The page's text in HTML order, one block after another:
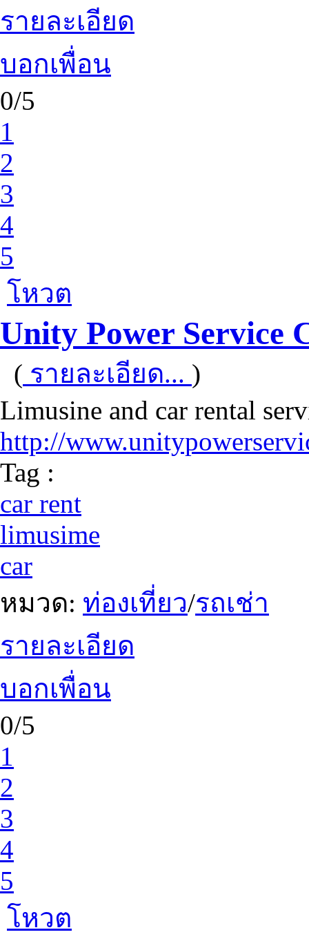
รายละเอียด
บอกเพื่อน
0/5
1
2
3
4
5
โหวต
Unity Power Service
( รายละเอียด... )
Limusine and car rental
http://
Tag :
car rent
limusime
car
หมวด: ท่องเที่ยว/รถเช่า
รายละเอียด
บอกเพื่อน
0/5
1
2
3
4
5
โหวต